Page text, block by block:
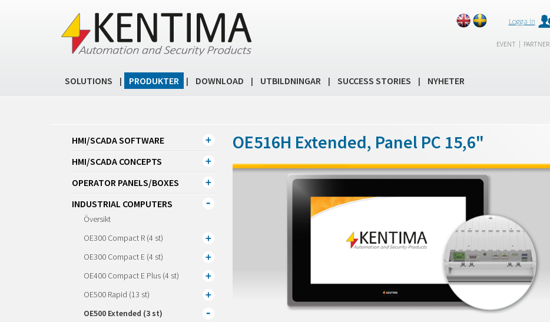
Logga in
EVENT | PARTNER
SOLUTIONS | PRODUKTER | DOWNLOAD | UTBILDNINGAR | SUCCESS STORIES | NYHETER
HMI/SCADA SOFTWARE
HMI/SCADA CONCEPTS
OPERATOR PANELS/BOXES
INDUSTRIAL COMPUTERS
Översikt
OE300 Compact R (4 st)
OE300 Compact E (4 st)
OE400 Compact E Plus (4 st)
OE500 Rapid (13 st)
OE500 Extended (3 st)
OE516H Extended, Panel PC 15,6"